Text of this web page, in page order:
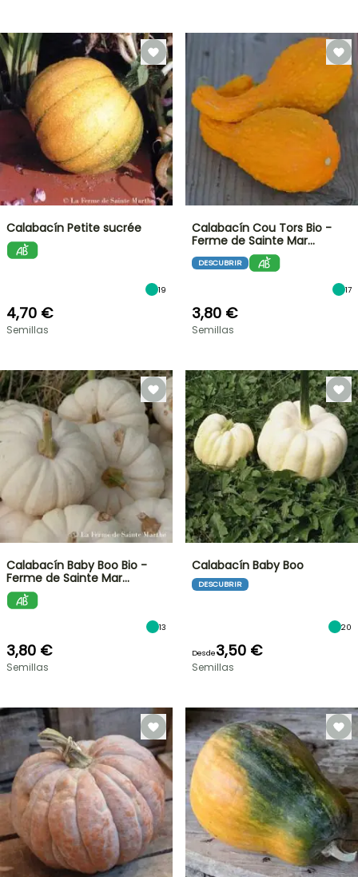
Calabacín Petite sucrée
19
4,70 €
Semillas
Calabacín Cou Tors Bio -
Ferme de Sainte Mar…
DESCUBRIR
17
3,80 €
Semillas
Calabacín Baby Boo Bio -
Ferme de Sainte Mar…
13
3,80 €
Semillas
Calabacín Baby Boo
DESCUBRIR
20
Desde3,50 €
Semillas